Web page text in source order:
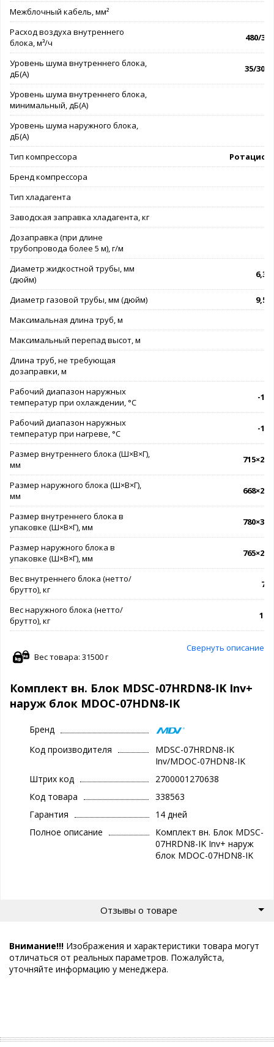
Межблочный кабель, мм²
Расход воздуха внутреннего
блока, м³/ч
480/
Уровень шума внутреннего блока,
дБ(А)
35/
Уровень шума внутреннего блока,
минимальный, дБ(А)
Уровень шума наружного блока,
дБ(А)
Тип компрессора
Бренд компрессора
Тип хладагента
Заводская заправка хладагента, кг
Дозаправка (при длине
трубопровода более 5 м), г/м
Диаметр жидкостной трубы, мм
(дюйм)
6,35
Диаметр газовой трубы, мм (дюйм)
9,52
Максимальная длина труб, м
Максимальный перепад высот, м
Длина труб, не требующая
дозаправки, м
Рабочий диапазон наружных
температур при охлаждении, °C
-
Рабочий диапазон наружных
температур при нагреве, °C
-
Размер внутреннего блока (Ш×В×Г),
мм
Размер наружного блока (Ш×В×Г),
мм
Размер внутреннего блока в
упаковке (Ш×В×Г), мм
Размер наружного блока в
упаковке (Ш×В×Г), мм
Вес внутреннего блока (нетто/
брутто), кг
Вес наружного блока (нетто/
брутто), кг
18
Свернуть описание
Вес товара: 31500 г
Комплект вн. Блок MDSC-07HRDN8-IK Inv+
наруж блок MDOC-07HDN8-IK
Бренд
Код производителя
MDSC-07HRDN8-IK
Inv/MDOC-07HDN8-IK
Штрих код
2700001270638
Код товара
338563
Гарантия
14 дней
Полное описание
Комплект вн. Блок MDSC-
07HRDN8-IK Inv+ наруж
блок MDOC-07HDN8-IK
Отзывы о товаре
Внимание!!! Изображения и характеристики товара могут
отличаться от реальных параметров. Пожалуйста,
уточняйте информацию у менеджера.